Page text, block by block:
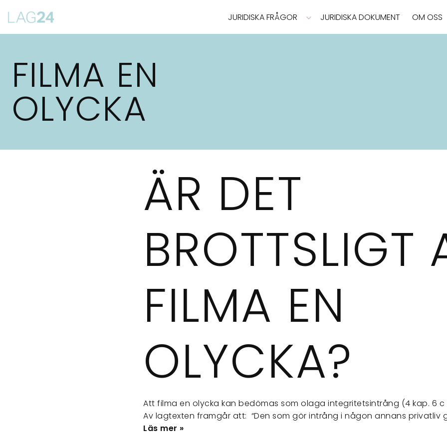
suoraan
JURIDISKA FRÅGOR JURIDISKA DOKUMENT OM OSS
FILMA EN
OLYCKA
ÄR DET
BROTTSLIGT
FILMA EN
OLYCKA?
Att filma en olycka kan bedömas som olaga integritetsintrång (4 kap. 6 c
Av lagtexten framgår att: “Den som gör intrång i någon annans privatliv
Läs mer »